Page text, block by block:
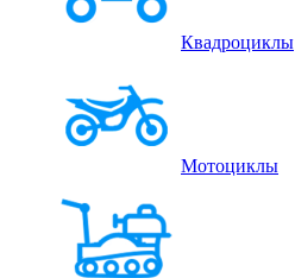
Квадроциклы
Мотоциклы